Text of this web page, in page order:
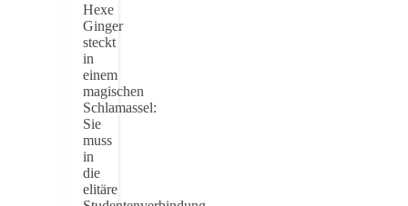
Hexe
Ginger
steckt
in
einem
magischen
Schlamassel:
Sie
muss
in
die
elitäre